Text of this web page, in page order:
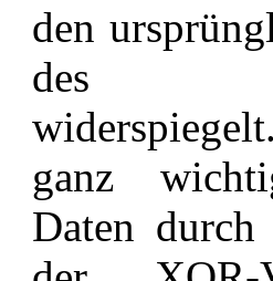
den
des
ganz
Daten durch